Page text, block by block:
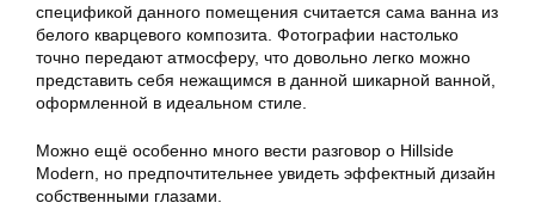
спецификой данного помещения считается сама ванна из
белого кварцевого композита . Фотографии настолько
точно передают атмосферу, что довольно легко можно
представить себя нежащимся в данной шикарной ванной,
оформленной в идеальном стиле.
Можно ещё особенно много вести разговор о Hillside
Modern, но предпочтительнее увидеть эффектный дизайн
собственными глазами.